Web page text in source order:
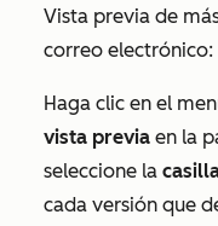
Vista previa de
correo electrónico:
Haga clic en el
vista previa en la
seleccione la
cada versión que